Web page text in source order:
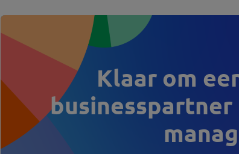
Klaar om